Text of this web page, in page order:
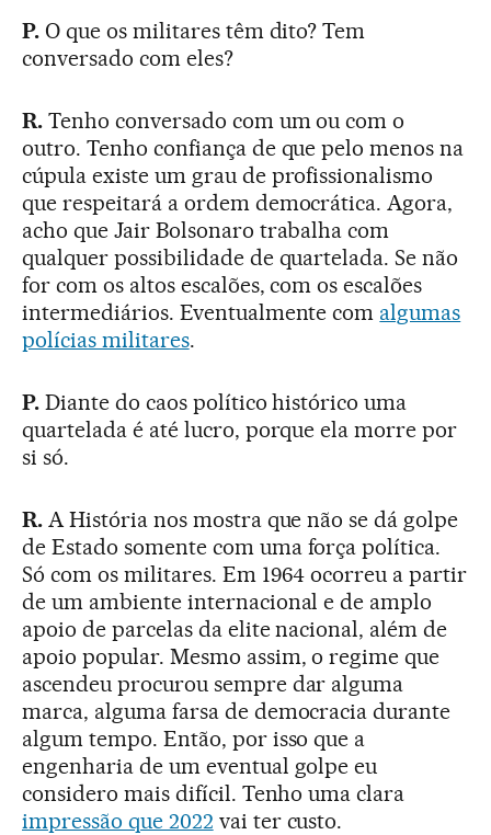
P. O que os militares têm dito? Tem
conversado com eles?
R. Tenho conversado com um ou com o
outro. Tenho confiança de que pelo menos na
cúpula existe um grau de profissionalismo
que respeitará a ordem democrática. Agora,
acho que Jair Bolsonaro trabalha com
qualquer possibilidade de quartelada. Se não
for com os altos escalões, com os escalões
intermediários. Eventualmente com algumas
polícias militares.
P. Diante do caos político histórico uma
quartelada é até lucro, porque ela morre por
si só.
R. A História nos mostra que não se dá golpe
de Estado somente com uma força política.
Só com os militares. Em 1964 ocorreu a partir
de um ambiente internacional e de amplo
apoio de parcelas da elite nacional, além de
apoio popular. Mesmo assim, o regime que
ascendeu procurou sempre dar alguma
marca, alguma farsa de democracia durante
algum tempo. Então, por isso que a
engenharia de um eventual golpe eu
considero mais difícil. Tenho uma clara
impressão que 2022 vai ter custo.